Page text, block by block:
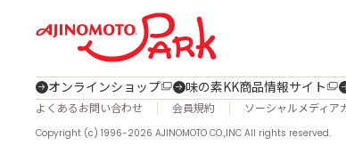
オンラインショップ 味の素KK商品情報サイト
よくあるお問い合わせ 会員規約 ソーシャルメディア
Copyright (c) 1996-2026 AJINOMOTO CO.,INC All rights reserved.